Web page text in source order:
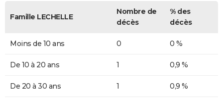
Famille LECHELLE
Nombre de
décès
% des
décès
Moins de 10 ans 0 0 %
De 10 à 20 ans 1 0,9 %
De 20 à 30 ans 1 0,9 %